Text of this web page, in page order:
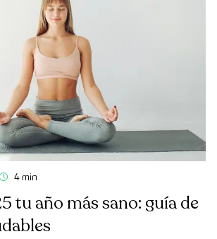
4 min
tu año más sano: guía de